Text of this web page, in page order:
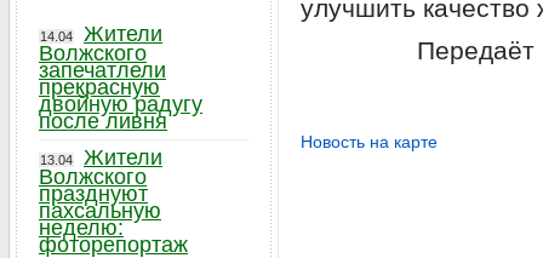
улучшить качество
Передаёт
Новость на карте
14.04
Жители
Волжского
запечатлели
прекрасную
двойную радугу
после ливня
13.04
Жители
Волжского
празднуют
пахсальную
неделю:
фоторепортаж